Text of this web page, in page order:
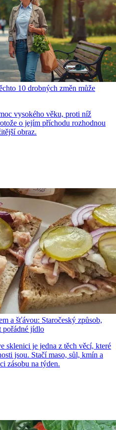
10 drobných změn může
vysokého věku, proti níž
o jejím příchodu rozhodnou
obraz.
a šťávou: Staročeský způsob,
pořádné jídlo
sklenici je jedna z těch věcí, které
jsou. Stačí maso, sůl, kmín a
zásobu na týden.